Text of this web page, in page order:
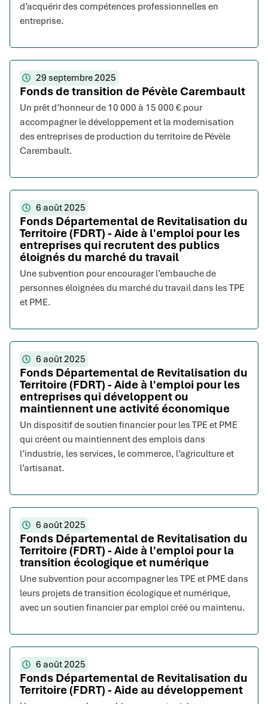
d’acquérir des compétences professionnelles en
entreprise.
29 septembre 2025
Fonds de transition de Pévèle Carembault
Un prêt d’honneur de 10 000 à 15 000 € pour
accompagner le développement et la modernisation
des entreprises de production du territoire de Pévèle
Carembault.
6 août 2025
Fonds Départemental de Revitalisation du
Territoire (FDRT) - Aide à l'emploi pour les
entreprises qui recrutent des publics
éloignés du marché du travail
Une subvention pour encourager l’embauche de
personnes éloignées du marché du travail dans les TPE
et PME.
6 août 2025
Fonds Départemental de Revitalisation du
Territoire (FDRT) - Aide à l'emploi pour les
entreprises qui développent ou
maintiennent une activité économique
Un dispositif de soutien financier pour les TPE et PME
qui créent ou maintiennent des emplois dans
l’industrie, les services, le commerce, l’agriculture et
l’artisanat.
6 août 2025
Fonds Départemental de Revitalisation du
Territoire (FDRT) - Aide à l'emploi pour la
transition écologique et numérique
Une subvention pour accompagner les TPE et PME dans
leurs projets de transition écologique et numérique,
avec un soutien financier par emploi créé ou maintenu.
6 août 2025
Fonds Départemental de Revitalisation du
Territoire (FDRT) - Aide au développement